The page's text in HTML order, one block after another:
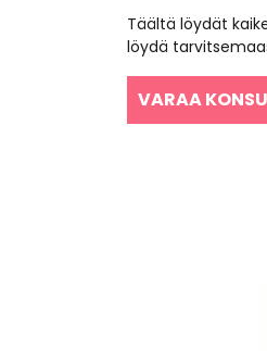
Täältä löydät
löydä
VARAA